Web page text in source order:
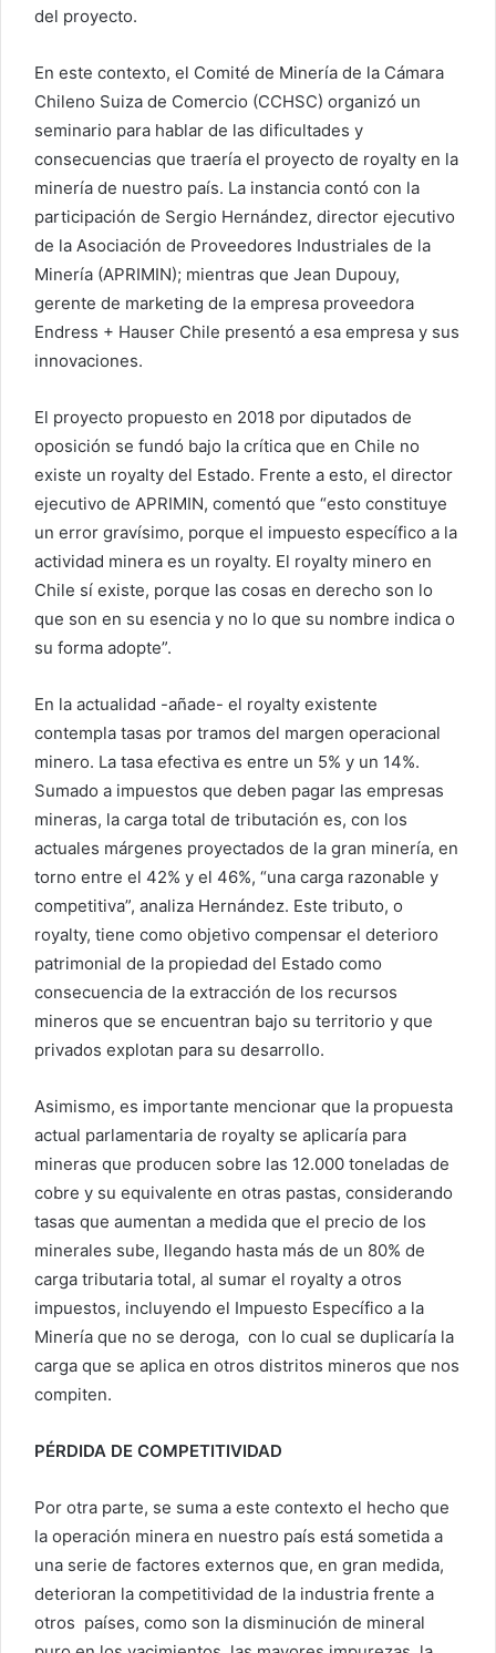
del proyecto.
En este contexto, el Comité de Minería de la Cámara
Chileno Suiza de Comercio (CCHSC) organizó un
seminario para hablar de las dificultades y
consecuencias que traería el proyecto de royalty en la
minería de nuestro país. La instancia contó con la
participación de Sergio Hernández, director ejecutivo
de la Asociación de Proveedores Industriales de la
Minería (APRIMIN); mientras que Jean Dupouy,
gerente de marketing de la empresa proveedora
Endress + Hauser Chile presentó a esa empresa y sus
innovaciones.
El proyecto propuesto en 2018 por diputados de
oposición se fundó bajo la crítica que en Chile no
existe un royalty del Estado. Frente a esto, el director
ejecutivo de APRIMIN, comentó que “esto constituye
un error gravísimo, porque el impuesto específico a la
actividad minera es un royalty. El royalty minero en
Chile sí existe, porque las cosas en derecho son lo
que son en su esencia y no lo que su nombre indica o
su forma adopte”.
En la actualidad -añade- el royalty existente
contempla tasas por tramos del margen operacional
minero. La tasa efectiva es entre un 5% y un 14%.
Sumado a impuestos que deben pagar las empresas
mineras, la carga total de tributación es, con los
actuales márgenes proyectados de la gran minería, en
torno entre el 42% y el 46%, “una carga razonable y
competitiva”, analiza Hernández. Este tributo, o
royalty, tiene como objetivo compensar el deterioro
patrimonial de la propiedad del Estado como
consecuencia de la extracción de los recursos
mineros que se encuentran bajo su territorio y que
privados explotan para su desarrollo.
Asimismo, es importante mencionar que la propuesta
actual parlamentaria de royalty se aplicaría para
mineras que producen sobre las 12.000 toneladas de
cobre y su equivalente en otras pastas, considerando
tasas que aumentan a medida que el precio de los
minerales sube, llegando hasta más de un 80% de
carga tributaria total, al sumar el royalty a otros
impuestos, incluyendo el Impuesto Específico a la
Minería que no se deroga, con lo cual se duplicaría la
carga que se aplica en otros distritos mineros que nos
compiten.
PÉRDIDA DE COMPETITIVIDAD
Por otra parte, se suma a este contexto el hecho que
la operación minera en nuestro país está sometida a
una serie de factores externos que, en gran medida,
deterioran la competitividad de la industria frente a
otros países, como son la disminución de mineral